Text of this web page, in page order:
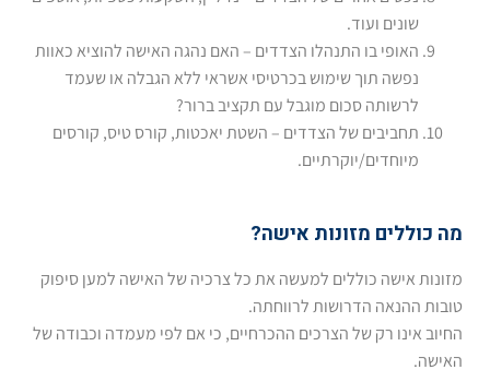
שונים ועוד.
האופי בו התנהלו הצדדים – האם נהגה האישה להוציא כאוות
נפשה תוך שימוש בכרטיסי אשראי ללא הגבלה או שעמד
לרשותה סכום מוגבל עם תקציב ברור?
תחביבים של הצדדים – השטת יאכטות, קורס טיס, קורסים
מיוחדים/יוקרתיים.
מה כוללים מזונות אישה?
מזונות אישה כוללים למעשה את כל צרכיה של האישה למען סיפוק
טובות ההנאה הדרושות לרווחתה.
החיוב אינו רק של הצרכים ההכרחיים, כי אם לפי מעמדה וכבודה של
האישה.